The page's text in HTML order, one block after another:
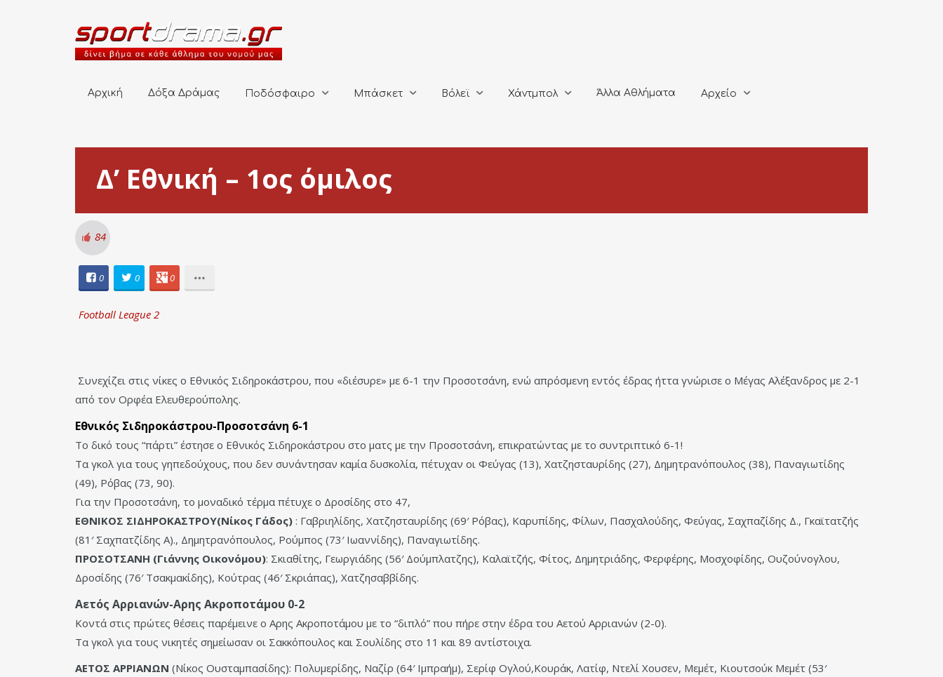
Αρχική Δόξα Δράμας Ποδόσφαιρο Μπάσκετ Βόλεϊ Χάντμπολ Άλλα Αθλήματα Αρχείο
Δ’ Εθνική – 1ος όμιλος
84
0 0 0
Football League 2
Συνεχίζει στις νίκες ο Εθνικός Σιδηροκάστρου, που «διέσυρε» με 6-1 την Προσοτσάνη, ενώ απρόσμενη εντός έδρας ήττα γνώρισε ο Μέγας Αλέξανδρος με 2-1
από τον Ορφέα Ελευθερούπολης.
Εθνικός Σιδηροκάστρου-Προσοτσάνη 6-1
Το δικό τους “πάρτι” έστησε ο Εθνικός Σιδηροκάστρου στο ματς με την Προσοτσάνη, επικρατώντας με το συντριπτικό 6-1!
Τα γκολ για τους γηπεδούχους, που δεν συνάντησαν καμία δυσκολία, πέτυχαν οι Φεύγας (13), Χατζησταυρίδης (27), Δημητρανόπουλος (38), Παναγιωτίδης
(49), Ρόβας (73, 90).
Για την Προσοτσάνη, το μοναδικό τέρμα πέτυχε ο Δροσίδης στο 47,
ΕΘΝΙΚΟΣ ΣΙΔΗΡΟΚΑΣΤΡΟΥ(Νίκος Γάδος) : Γαβριηλίδης, Χατζησταυρίδης (69′ Ρόβας), Καρυπίδης, Φίλων, Πασχαλούδης, Φεύγας, Σαχπαζίδης Δ., Γκαϊτατζής
(81′ Σαχπατζίδης Α)., Δημητρανόπουλος, Ρούμπος (73′ Ιωαννίδης), Παναγιωτίδης.
ΠΡΟΣΟΤΣΑΝΗ (Γιάννης Οικονόμου): Σκιαθίτης, Γεωργιάδης (56′ Δούμπλατζης), Καλαϊτζής, Φίτος, Δημητριάδης, Φερφέρης, Μοσχοφίδης, Ουζούνογλου,
Δροσίδης (76′ Τσακμακίδης), Κούτρας (46′ Σκριάπας), Χατζησαββίδης.
Αετός Αρριανών-Αρης Ακροποτάμου 0-2
Κοντά στις πρώτες θέσεις παρέμεινε ο Αρης Ακροποτάμου με το “διπλό” που πήρε στην έδρα του Αετού Αρριανών (2-0).
Τα γκολ για τους νικητές σημείωσαν οι Σακκόπουλος και Σουλίδης στο 11 και 89 αντίστοιχα.
ΑΕΤΟΣ ΑΡΡΙΑΝΩΝ (Νίκος Ουσταμπασίδης): Πολυμερίδης, Ναζίρ (64′ Ιμπραήμ), Σερίφ Ογλού,Κουράκ, Λατίφ, Ντελί Χουσεν, Μεμέτ, Κιουτσούκ Μεμέτ (53′